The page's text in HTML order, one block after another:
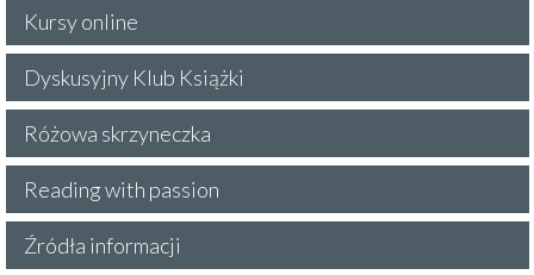
Kursy online
Dyskusyjny Klub Książki
Różowa skrzyneczka
Reading with passion
Źródła informacji